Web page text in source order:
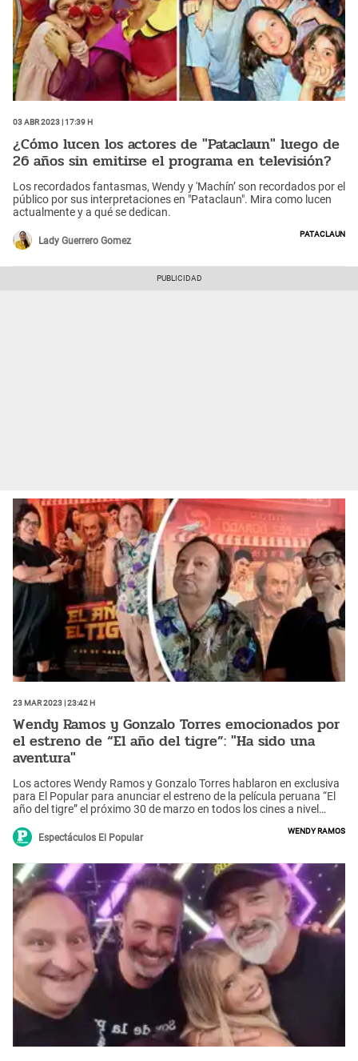
03 Abr 2023 | 17:39 h
¿Cómo lucen los actores de "Pataclaun" luego de
26 años sin emitirse el programa en televisión?
Los recordados fantasmas, Wendy y 'Machín’ son recordados por el
público por sus interpretaciones en "Pataclaun". Mira como lucen
actualmente y a qué se dedican.
Lady Guerrero Gomez
Pataclaun
23 Mar 2023 | 23:42 h
Wendy Ramos y Gonzalo Torres emocionados por
el estreno de “El año del tigre”: "Ha sido una
aventura"
Los actores Wendy Ramos y Gonzalo Torres hablaron en exclusiva
para El Popular para anunciar el estreno de la película peruana “El
año del tigre” el próximo 30 de marzo en todos los cines a nivel
protagonistas es Carlos Alcántara quien no pudo asistir a la rueda
de prensa.
Espectáculos El Popular
Wendy Ramos